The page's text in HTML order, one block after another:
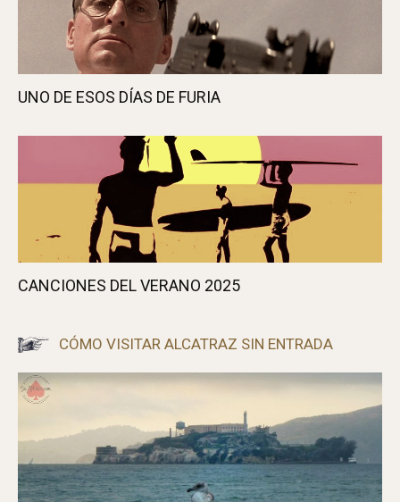
UNO DE ESOS DÍAS DE FURIA
CANCIONES DEL VERANO 2025
CÓMO VISITAR ALCATRAZ SIN ENTRADA